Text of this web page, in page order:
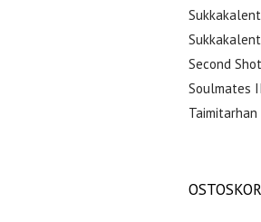
Second Shot
Soulmates II